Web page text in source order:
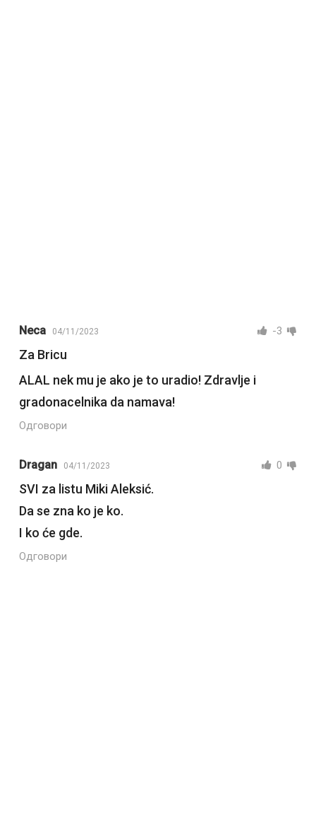
Neca 04/11/2023 -3
Za Bricu
ALAL nek mu je ako je to uradio! Zdravlje i
gradonacelnika da namava!
Одговори
Dragan 04/11/2023 0
SVI za listu Miki Aleksić.
Da se zna ko je ko.
I ko će gde.
Одговори